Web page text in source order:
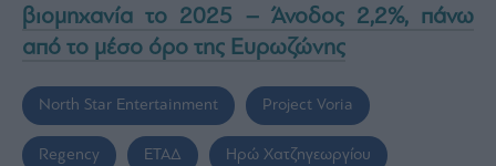
βιομηχανία το 2025 – Άνοδος 2,2%, πάνω
από το μέσο όρο της Ευρωζώνης
North Star Entertainment Project Voria
Regency ΕΤΑΔ Ηρώ Χατζηγεωργίου